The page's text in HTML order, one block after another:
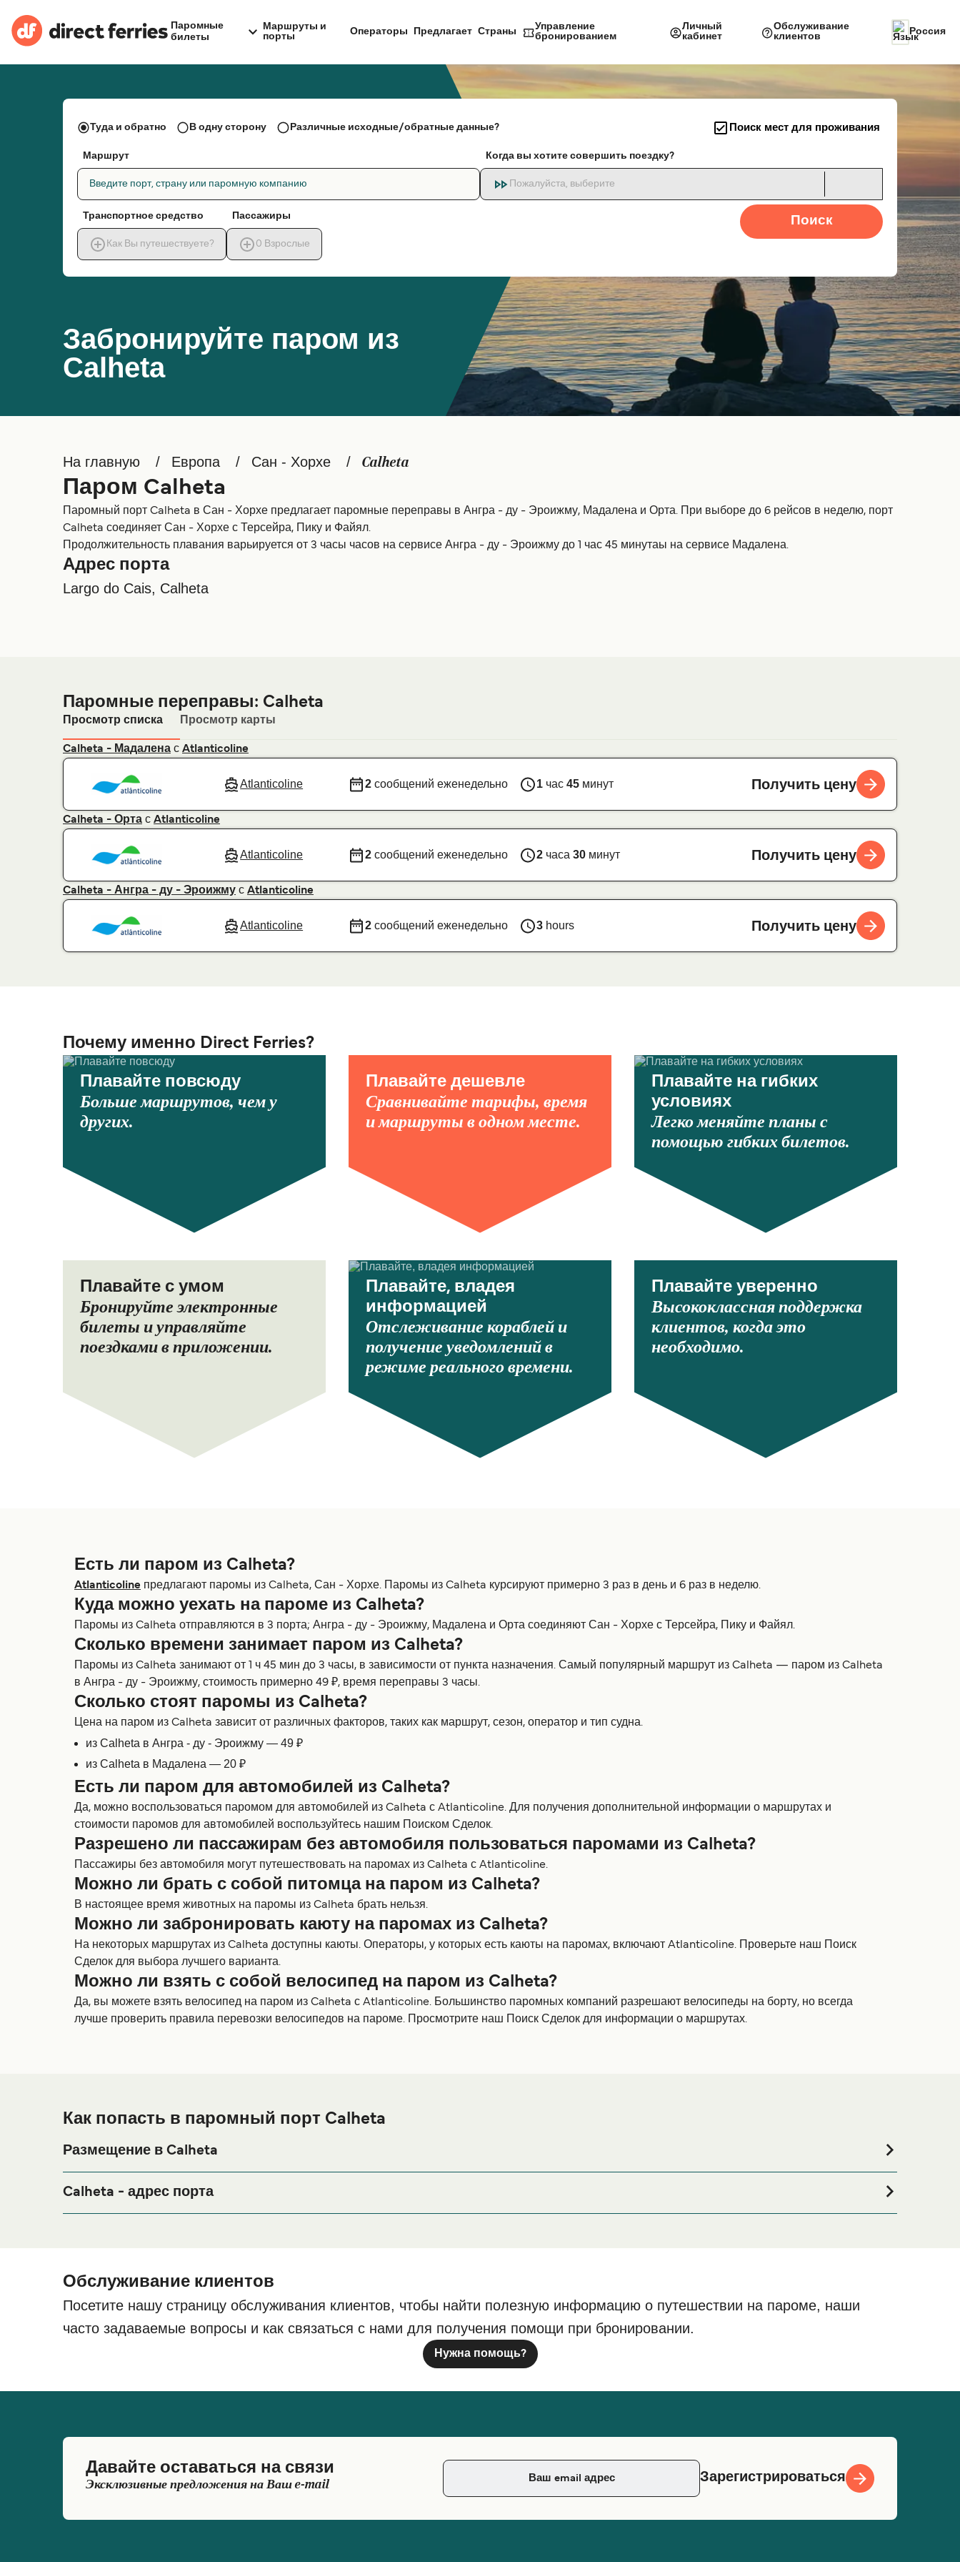
Паромные
билеты
Маршруты и
порты
Операторы Предлагает Страны
Управление
бронированием
Личный
кабинет
Обслуживание
клиентов
Россия
Забронируйте паром из
Calheta
Туда и обратно В одну сторону Различные исходные/обратные данные? Поиск мест для проживания
Маршрут
Введите порт, страну или паромную компанию
Когда вы хотите совершить поездку?
Пожалуйста, выберите
Транспортное средство
Как Вы путешествуете?
Пассажиры
0 Взрослые
Поиск
На главную Европа Сан - Хорхе Calheta
Паром Calheta
Паромный порт Calheta в Сан - Хорхе предлагает паромные переправы в Ангра - ду - Эроижму, Мадалена и Орта. При выборе до 6 рейсов в неделю, порт
Calheta соединяет Сан - Хорхе с Терсейра, Пику и Файял.
Продолжительность плавания варьируется от 3 часы часов на сервисе Ангра - ду - Эроижму до 1 час 45 минутаы на сервисе Мадалена.
Адрес порта
Largo do Cais, Calheta
Паромные переправы: Calheta
Просмотр списка Просмотр карты
Calheta - Мадалена с Atlanticoline
Atlanticoline 2 сообщений еженедельно 1 час45 минут Получить цену
Calheta - Орта с Atlanticoline
Atlanticoline 2 сообщений еженедельно 2 часа30 минут Получить цену
Calheta - Ангра - ду - Эроижму с Atlanticoline
Atlanticoline 2 сообщений еженедельно 3 hours Получить цену
Почему именно Direct Ferries?
Плавайте повсюду
Больше маршрутов, чем у
других.
Плавайте дешевле
Сравнивайте тарифы, время
и маршруты в одном месте.
Плавайте на гибких
условиях
Легко меняйте планы с
помощью гибких билетов.
Плавайте с умом
Бронируйте электронные
билеты и управляйте
поездками в приложении.
Плавайте, владея
информацией
Отслеживание кораблей и
получение уведомлений в
режиме реального времени.
Плавайте уверенно
Высококлассная поддержка
клиентов, когда это
необходимо.
Есть ли паром из Calheta?
Atlanticoline предлагают паромы из Calheta, Сан - Хорхе. Паромы из Calheta курсируют примерно 3 раз в день и 6 раз в неделю.
Куда можно уехать на пароме из Calheta?
Паромы из Calheta отправляются в 3 порта; Ангра - ду - Эроижму, Мадалена и Орта соединяют Сан - Хорхе с Терсейра, Пику и Файял.
Сколько времени занимает паром из Calheta?
Паромы из Calheta занимают от 1 ч 45 мин до 3 часы, в зависимости от пункта назначения. Самый популярный маршрут из Calheta — паром из Calheta
в Ангра - ду - Эроижму, стоимость примерно 49 ₽, время переправы 3 часы.
Сколько стоят паромы из Calheta?
Цена на паром из Calheta зависит от различных факторов, таких как маршрут, сезон, оператор и тип судна.
из Calheta в Ангра - ду - Эроижму — 49 ₽
из Calheta в Мадалена — 20 ₽
Есть ли паром для автомобилей из Calheta?
Да, можно воспользоваться паромом для автомобилей из Calheta с Atlanticoline. Для получения дополнительной информации о маршрутах и
стоимости паромов для автомобилей воспользуйтесь нашим Поиском Сделок.
Разрешено ли пассажирам без автомобиля пользоваться паромами из Calheta?
Пассажиры без автомобиля могут путешествовать на паромах из Calheta с Atlanticoline.
Можно ли брать с собой питомца на паром из Calheta?
В настоящее время животных на паромы из Calheta брать нельзя.
Можно ли забронировать каюту на паромах из Calheta?
На некоторых маршрутах из Calheta доступны каюты. Операторы, у которых есть каюты на паромах, включают Atlanticoline. Проверьте наш Поиск
Сделок для выбора лучшего варианта.
Можно ли взять с собой велосипед на паром из Calheta?
Да, вы можете взять велосипед на паром из Calheta с Atlanticoline. Большинство паромных компаний разрешают велосипеды на борту, но всегда
лучше проверить правила перевозки велосипедов на пароме. Просмотрите наш Поиск Сделок для информации о маршрутах.
Как попасть в паромный порт Calheta
Размещение в Calheta
период поездки, пожалуйста, зайдите на нашу страницу
Calheta - адрес порта
Обслуживание клиентов
Посетите нашу страницу обслуживания клиентов, чтобы найти полезную информацию о путешествии на пароме, наши
часто задаваемые вопросы и как связаться с нами для получения помощи при бронировании.
Нужна помощь?
Давайте оставаться на связи
Эксклюзивные предложения на Ваш e-mail Зарегистрироваться